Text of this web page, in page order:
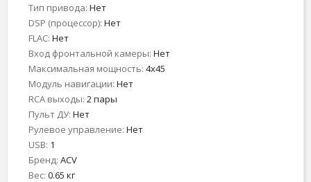
Тип привода: Нет
DSP (процессор): Нет
FLAC: Нет
Вход фронтальной камеры: Нет
Максимальная мощность: 4x45
Модуль навигации: Нет
RCA выходы: 2 пары
Пульт ДУ: Нет
Рулевое управление: Нет
USB: 1
Бренд: ACV
Вес: 0.65 кг